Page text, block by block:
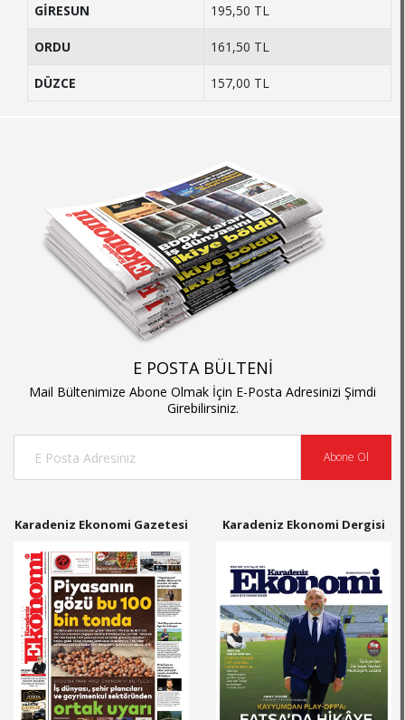
GİRESUN 195,50 TL
ORDU 161,50 TL
DÜZCE 157,00 TL
E POSTA BÜLTENİ
Mail Bültenimize Abone Olmak İçin E-Posta Adresinizi Şimdi
Girebilirsiniz.
Abone Ol
Karadeniz Ekonomi Gazetesi Karadeniz Ekonomi Dergisi